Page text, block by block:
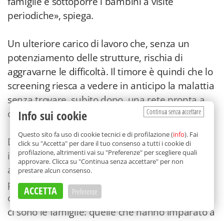
periodiche», spiega.
Un ulteriore carico di lavoro che, senza un
potenziamento delle strutture, rischia di
aggravarne le difficoltà. Il timore è quindi che lo
screening riesca a vedere in anticipo la malattia
senza trovare, subito dopo, una rete pronta a
occuparsene.
Da una parte, dunque, la Sicilia si prepara a
individuare i bambini a rischio nei prossimi
anni. Dall’altra continua a non sapere con
precisione quanti siano quelli che già convivono
con il diabete di tipo 1. In mezzo, come sempre,
ci sono le famiglie: quelle che hanno imparato a
Continua senza accettare
Info sui cookie
Questo sito fa uso di cookie tecnici e di profilazione (info). Fai
click su "Accetta" per dare il tuo consenso a tutti i cookie di
profilazione, altrimenti vai su "Preferenze" per scegliere quali
approvare. Clicca su "Continua senza accettare" per non
prestare alcun consenso.
ACCETTA Preferenze